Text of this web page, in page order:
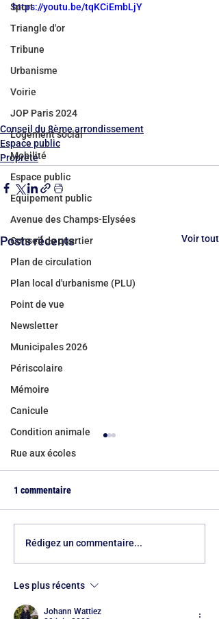
Sport
Triangle d'or
Tribune
Urbanisme
Voirie
JOP Paris 2024
Logement social
Mobilité
Espace public
Equipement public
Avenue des Champs-Elysées
Conseil de quartier
Plan de circulation
Plan local d'urbanisme (PLU)
Point de vue
Newsletter
Municipales 2026
Périscolaire
Mémoire
Canicule
Condition animale
Rue aux écoles
https://youtu.be/tqKCiEmbLjY
Conseil du 8ème arrondissement
Espace public
Propreté
Posts récents Voir tout
Rythmes scolaires à Paris :
Ville
1 commentaire
Rédigez un commentaire...
Les plus récents
Johann Wattiez